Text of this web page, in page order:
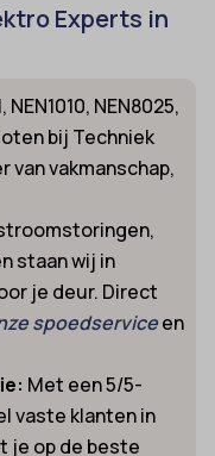
Experts in
NEN1010, NEN8025,
bij Techniek
van vakmanschap,
staan wij in
je deur. Direct
spoedserviceen
Met een 5/5-
vaste klanten in
je op de beste